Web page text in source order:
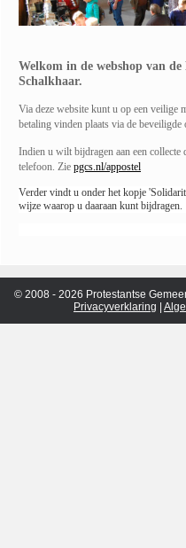
Welkom in de webshop van de
Schalkhaar.
Via deze website kunt u op een veilige
betaling vinden plaats via de beveiligde
Indien u wilt bijdragen aan een
telefoon. Zie pgcs.nl/appostel
Verder vindt u onder het kopje
wijze waarop u daaraan kunt bijdragen.
© 2008 - 2026 Protestantse
Privacyverklaring |